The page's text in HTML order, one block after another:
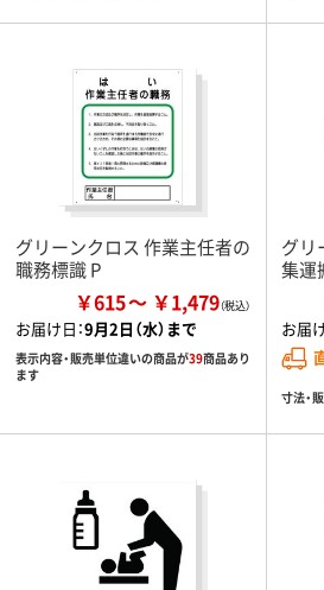
グリーンクロス 作業主任者の
職務標識 P
￥615 ￥1,479
お届け日：9月2日（水）まで
表示内容・販売単位違いの商品が39商品あり
ます
グリ
集運
お届
寸法・